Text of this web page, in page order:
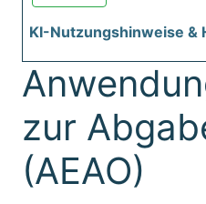
KI-Nutzungshinweise &
zur
(AEAO)